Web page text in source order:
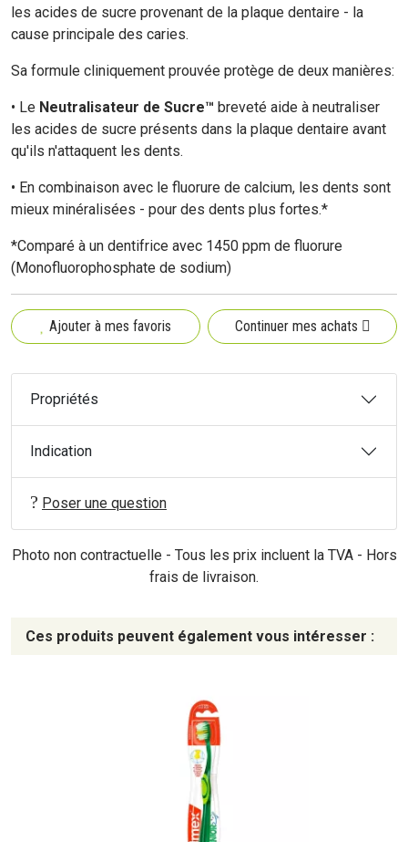
les acides de sucre provenant de la plaque dentaire - la
cause principale des caries.
Sa formule cliniquement prouvée protège de deux manières:
• Le Neutralisateur de Sucre™ breveté aide à neutraliser
les acides de sucre présents dans la plaque dentaire avant
qu'ils n'attaquent les dents.
• En combinaison avec le fluorure de calcium, les dents sont
mieux minéralisées - pour des dents plus fortes.*
*Comparé à un dentifrice avec 1450 ppm de fluorure
(Monofluorophosphate de sodium)
Ajouter à mes favoris Continuer mes achats
Propriétés
Indication
Poser une question
Photo non contractuelle - Tous les prix incluent la TVA - Hors
frais de livraison.
Ces produits peuvent également vous intéresser :